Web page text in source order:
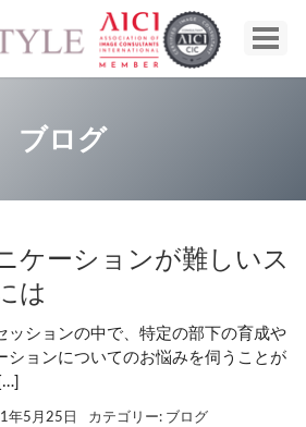
ブログ
ケーションが難しいス
は
ッションの中で、特定の部下の育成や
ションについてのお悩みを伺うことが
年5月25日 カテゴリー: ブログ